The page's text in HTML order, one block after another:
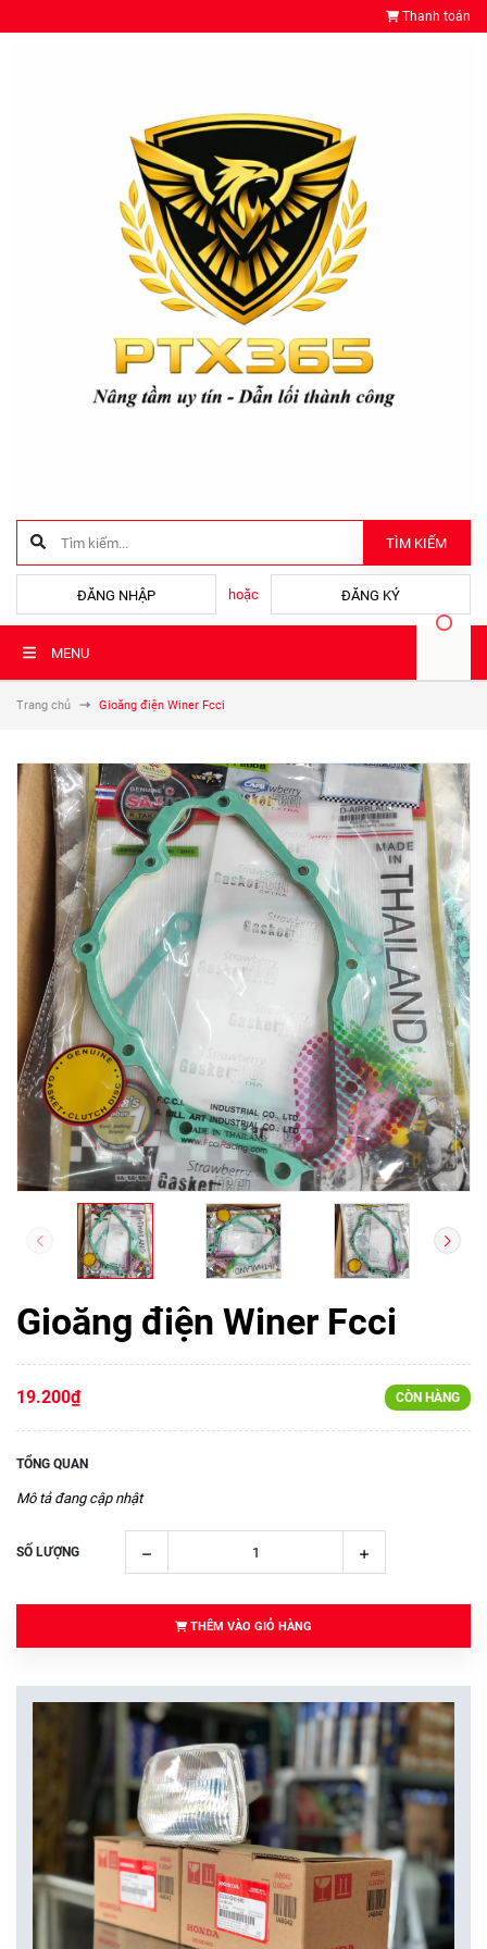
Thanh toán
TÌM KIẾM
ĐĂNG NHẬP hoặc ĐĂNG KÝ
MENU
Trang chủ Gioăng điện Winer Fcci
Gioăng điện Winer Fcci
19.200₫ CÒN HÀNG
TỔNG QUAN
Mô tả đang cập nhật
SỐ LƯỢNG
THÊM VÀO GIỎ HÀNG